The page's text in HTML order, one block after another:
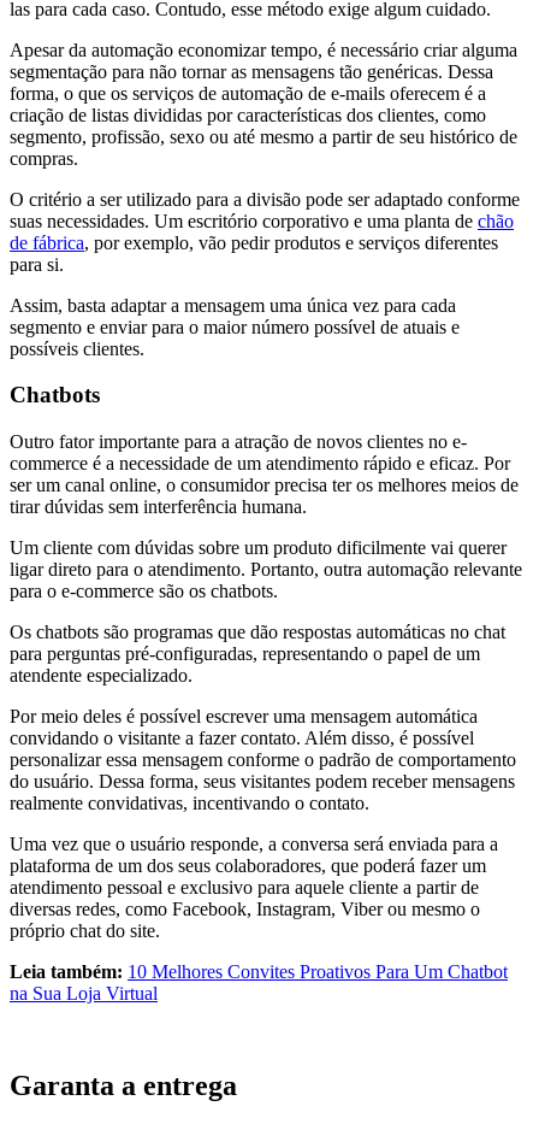
las para cada caso. Contudo, esse método exige algum cuidado.
Apesar da automação economizar tempo, é necessário criar alguma
segmentação para não tornar as mensagens tão genéricas. Dessa
forma, o que os serviços de automação de e-mails oferecem é a
criação de listas divididas por características dos clientes, como
segmento, profissão, sexo ou até mesmo a partir de seu histórico de
compras.
O critério a ser utilizado para a divisão pode ser adaptado conforme
suas necessidades. Um escritório corporativo e uma planta de chão
de fábrica, por exemplo, vão pedir produtos e serviços diferentes
para si.
Assim, basta adaptar a mensagem uma única vez para cada
segmento e enviar para o maior número possível de atuais e
possíveis clientes.
Chatbots
Outro fator importante para a atração de novos clientes no e-
commerce é a necessidade de um atendimento rápido e eficaz. Por
ser um canal online, o consumidor precisa ter os melhores meios de
tirar dúvidas sem interferência humana.
Um cliente com dúvidas sobre um produto dificilmente vai querer
ligar direto para o atendimento. Portanto, outra automação relevante
para o e-commerce são os chatbots.
Os chatbots são programas que dão respostas automáticas no chat
para perguntas pré-configuradas, representando o papel de um
atendente especializado.
Por meio deles é possível escrever uma mensagem automática
convidando o visitante a fazer contato. Além disso, é possível
personalizar essa mensagem conforme o padrão de comportamento
do usuário. Dessa forma, seus visitantes podem receber mensagens
realmente convidativas, incentivando o contato.
Uma vez que o usuário responde, a conversa será enviada para a
plataforma de um dos seus colaboradores, que poderá fazer um
atendimento pessoal e exclusivo para aquele cliente a partir de
diversas redes, como Facebook, Instagram, Viber ou mesmo o
próprio chat do site.
Leia também: 10 Melhores Convites Proativos Para Um Chatbot
na Sua Loja Virtual
Garanta a entrega